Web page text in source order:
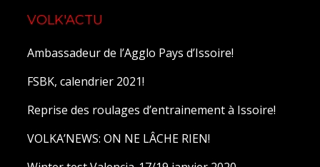
VOLK'ACTU
Ambassadeur de l’Agglo Pays d’Issoire!
FSBK, calendrier 2021!
Reprise des roulages d’entrainement à Issoire!
VOLKA’NEWS: ON NE LÂCHE RIEN!